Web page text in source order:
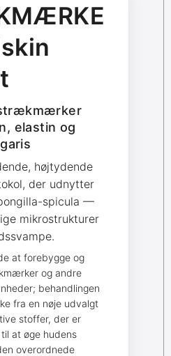
elastin og
højtydende
der udnytter
spicula —
mikrostrukturer
at forebygge og
og andre
behandlingen
fra en nøje udvalgt
stoffer, der er
at øge hudens
overordnede